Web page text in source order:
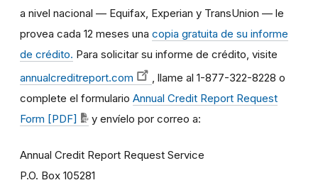
a nivel nacional — Equifax, Experian y TransUnion — le
provea cada 12 meses una copia gratuita de su informe
de crédito. Para solicitar su informe de crédito, visite
annualcreditreport.com
, llame al 1-877-322-8228 o
complete el formulario Annual Credit Report Request
Form [PDF]
y envíelo por correo a:
Annual Credit Report Request Service
P.O. Box 105281